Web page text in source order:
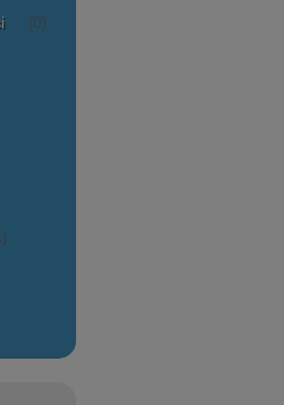
(0)